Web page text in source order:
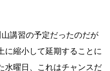
講習の予定だったのだが
に縮小して延期することに
水曜日、これはチャンスだ